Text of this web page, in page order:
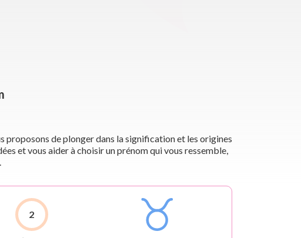
proposons de plonger dans la signification et les origines
et vous aider à choisir un prénom qui vous ressemble,
2